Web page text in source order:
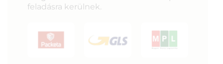
feladásra kerülnek.